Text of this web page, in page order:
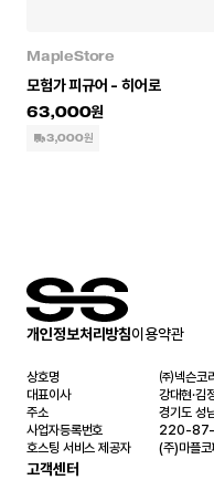
MapleStore
모험가 피규어 - 히어로
63,000
3,000원
개인정보처리방침이용약관
상호명
㈜넥슨코
대표이사
강대현·김
주소
경기도 성
사업자등록번호
220-
호스팅 서비스 제공자
(주)마플코
고객센터